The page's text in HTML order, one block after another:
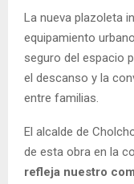
La nueva plazoleta
equipamiento
seguro del espacio
el descanso y la
entre familias.
El alcalde de
de esta obra en la
refleja nuestro